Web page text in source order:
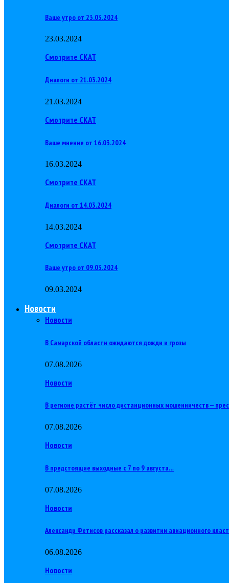
Ваше утро от 23.03.2024
23.03.2024
Смотрите СКАТ
Диалоги от 21.03.2024
21.03.2024
Смотрите СКАТ
Ваше мнение от 16.03.2024
16.03.2024
Смотрите СКАТ
Диалоги от 14.03.2024
14.03.2024
Смотрите СКАТ
Ваше утро от 09.03.2024
09.03.2024
Новости
Новости
В Самарской области ожидаются дожди и грозы
07.08.2026
Новости
В регионе растёт число дистанционных мошенничеств —
07.08.2026
Новости
В предстоящие выходные с 7 по 9 августа…
07.08.2026
Новости
Александр Фетисов рассказал о развитии авиационного
06.08.2026
Новости